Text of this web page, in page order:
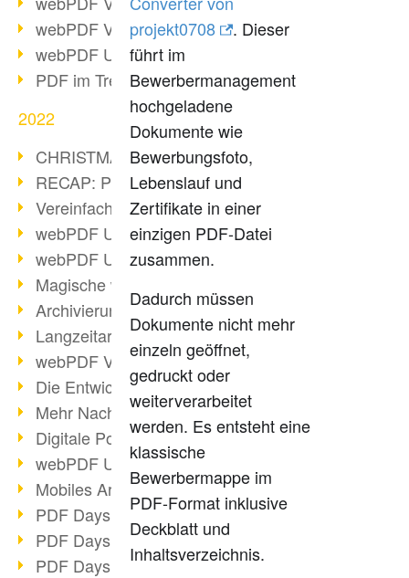
webPDF Video-Session Termine
webPDF Update 9.0.0.2843
PDF im Trend
2022
CHRISTMAS 2022 loading
RECAP: PDF Days Europe 2022
Vereinfachung Personalprozesse
webPDF Update 8.0.0.2727
webPDF Update 9.0.0.2732
Magische webPDF Version 9
Archivierung: Aufbewahrungsfristen
Langzeitarchivierung mit PDF/A
webPDF Video - Behind the Scenes
Die Entwicklung von PDF/X
Mehr Nachhaltigkeit durch PDF
Digitale Post als PDF/A
webPDF Update 8.0.0.2531
Mobiles Arbeiten mit PDF
PDF Days 2022 Themenblock 3
PDF Days 2022 Themenblock 2
PDF Days 2022 Themenblock 1
projekt0708
. Dieser
führt im
Bewerbermanagement
hochgeladene
Dokumente wie
Bewerbungsfoto,
Lebenslauf und
Zertifikate in einer
einzigen PDF-Datei
zusammen.
Dadurch müssen
Dokumente nicht mehr
einzeln geöffnet,
gedruckt oder
weiterverarbeitet
werden. Es entsteht eine
klassische
Bewerbermappe im
PDF-Format inklusive
Deckblatt und
Inhaltsverzeichnis.